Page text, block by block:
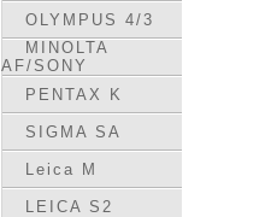
OLYMPUS 4/3
MINOLTA
AF/SONY
PENTAX K
SIGMA SA
Leica M
LEICA S2